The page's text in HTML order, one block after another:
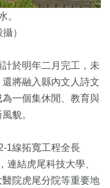
。
）
於明年二月完工，未
將融入縣內文人詩文
一個集休閒、教育與
貌。
1線拓寬工程全長
連結虎尾科技大學、
院虎尾分院等重要地